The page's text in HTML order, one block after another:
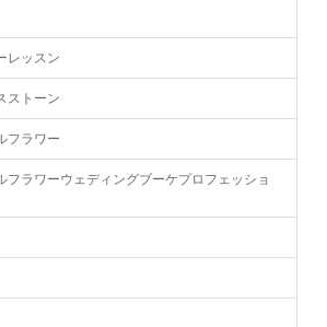
レッスン
ストーン
フラワー
フラワーウェディングブーケプロフェッショ